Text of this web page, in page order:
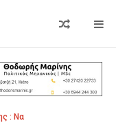
: Να